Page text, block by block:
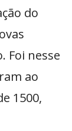
do
Foi nesse
ao
1500,